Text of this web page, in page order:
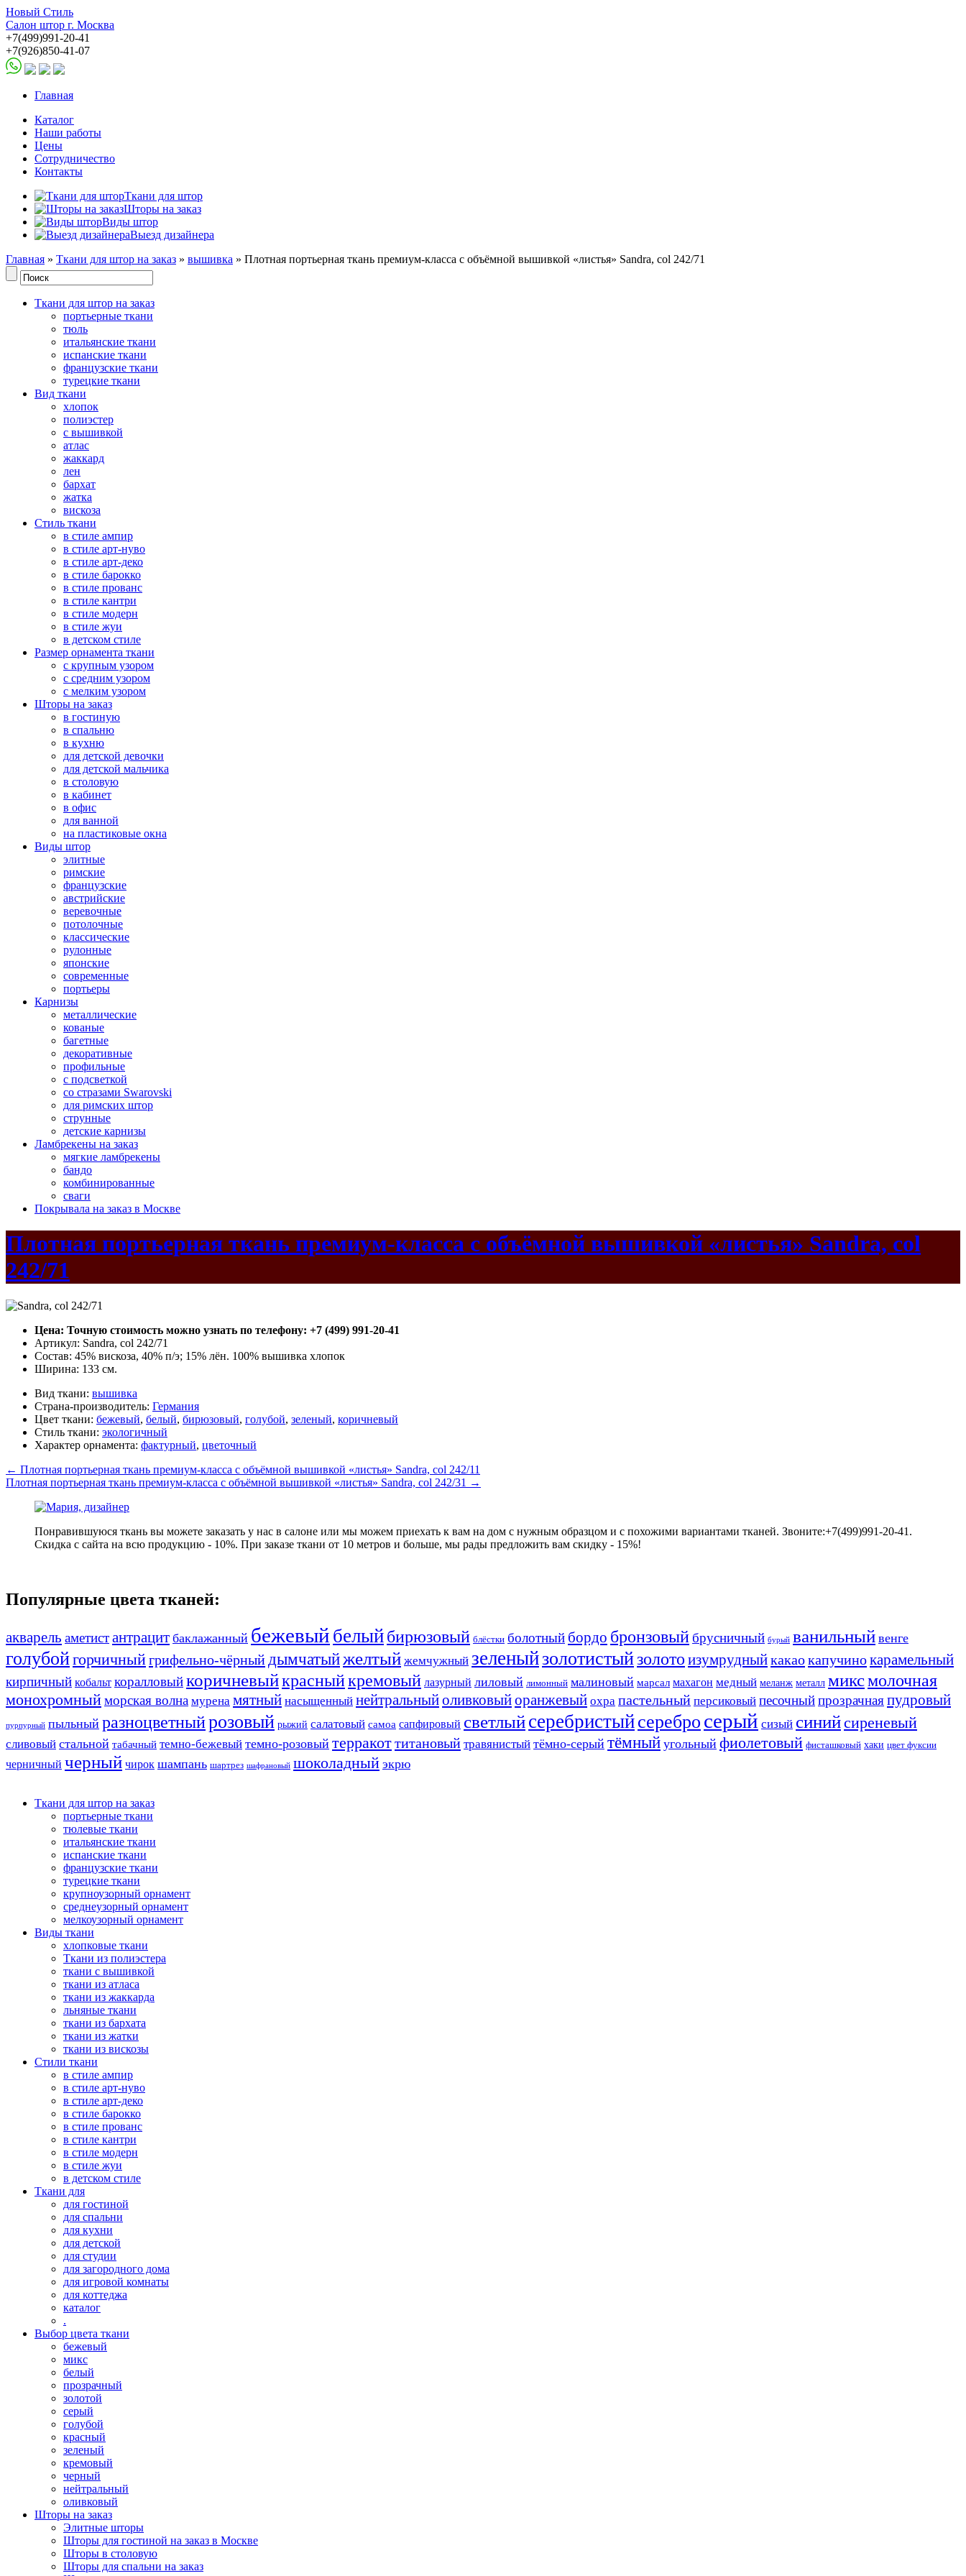
Новый Стиль
Салон штор г. Москва
+7(499)991-20-41
+7(926)850-41-07
Главная
Каталог
Наши работы
Цены
Сотрудничество
Контакты
Ткани для штор
Шторы на заказ
Виды штор
Выезд дизайнера
Главная » Ткани для штор на заказ » вышивка » Плотная портьерная ткань премиум-класса с объёмной вышивкой «листья» Sandra, col 242/71
Ткани для штор на заказ
портьерные ткани
тюль
итальянские ткани
испанские ткани
французские ткани
турецкие ткани
Вид ткани
хлопок
полиэстер
с вышивкой
атлас
жаккард
лен
бархат
жатка
вискоза
Стиль ткани
в стиле ампир
в стиле арт-нуво
в стиле арт-деко
в стиле барокко
в стиле прованс
в стиле кантри
в стиле модерн
в стиле жуи
в детском стиле
Размер орнамента ткани
с крупным узором
с средним узором
с мелким узором
Шторы на заказ
в гостиную
в спальню
в кухню
для детской девочки
для детской мальчика
в столовую
в кабинет
в офис
для ванной
на пластиковые окна
Виды штор
элитные
римские
французские
австрийские
веревочные
потолочные
классические
рулонные
японские
современные
портьеры
Карнизы
металлические
кованые
багетные
декоративные
профильные
с подсветкой
со стразами Swarovski
для римских штор
струнные
детские карнизы
Ламбрекены на заказ
мягкие ламбрекены
бандо
комбинированные
сваги
Покрывала на заказ в Москве
Плотная портьерная ткань премиум-класса с объёмной вышивкой «листья» Sandra, col
242/71
Цена: Точную стоимость можно узнать по телефону: +7 (499) 991-20-41
Артикул: Sandra, col 242/71
Состав: 45% вискоза, 40% п/э; 15% лён. 100% вышивка хлопок
Ширина: 133 см.
Вид ткани: вышивка
Страна-производитель: Германия
Цвет ткани: бежевый, белый, бирюзовый, голубой, зеленый, коричневый
Стиль ткани: экологичный
Характер орнамента: фактурный, цветочный
← Плотная портьерная ткань премиум-класса с объёмной вышивкой «листья» Sandra, col 242/11
Плотная портьерная ткань премиум-класса с объёмной вышивкой «листья» Sandra, col 242/31 →
Понравившуюся ткань вы можете заказать у нас в салоне или мы можем приехать к вам на дом с нужным образцом и с похожими вариантами тканей. Звоните:+7(499)991-20-41.
Скидка с сайта на всю продукцию - 10%. При заказе ткани от 10 метров и больше, мы рады предложить вам скидку - 15%!
Популярные цвета тканей:
акварель аметистантрацит баклажанный бежевый белыйбирюзовый блёстки болотный бордо бронзовыйбрусничный бурый ванильный венге
голубойгорчичныйгрифельно-чёрный дымчатыйжелтый жемчужный зеленыйзолотистыйзолото изумрудныйкакаокапучинокарамельный
кирпичный кобальт коралловыйкоричневыйкрасныйкремовый лазурный лиловый лимонный малиновый марсал махагон медный меланж металл миксмолочная
монохромныйморская волна мурена мятный насыщенный нейтральныйоливковыйоранжевый охра пастельный персиковый песочныйпрозрачнаяпудровый
пурпурный пыльный разноцветныйрозовый рыжий салатовый самоа сапфировый светлыйсеребристыйсеребро серый сизый синийсиреневый
сливовый стальной табачный темно-бежевый темно-розовый терракоттитановый травянистый тёмно-серый тёмный угольный фиолетовый фисташковый хаки цвет фуксии
черничный черный чирок шампань шартрез шафрановый шоколадный экрю
Ткани для штор на заказ
портьерные ткани
тюлевые ткани
итальянские ткани
испанские ткани
французские ткани
турецкие ткани
крупноузорный орнамент
среднеузорный орнамент
мелкоузорный орнамент
Виды ткани
хлопковые ткани
Ткани из полиэстера
ткани с вышивкой
ткани из атласа
ткани из жаккарда
льняные ткани
ткани из бархата
ткани из жатки
ткани из вискозы
Стили ткани
в стиле ампир
в стиле арт-нуво
в стиле арт-деко
в стиле барокко
в стиле прованс
в стиле кантри
в стиле модерн
в стиле жуи
в детском стиле
Ткани для
для гостиной
для спальни
для кухни
для детской
для студии
для загородного дома
для игровой комнаты
для коттеджа
каталог
.
Выбор цвета ткани
бежевый
микс
белый
прозрачный
золотой
серый
голубой
красный
зеленый
кремовый
черный
нейтральный
оливковый
Шторы на заказ
Элитные шторы
Шторы для гостиной на заказ в Москве
Шторы в столовую
Шторы для спальни на заказ